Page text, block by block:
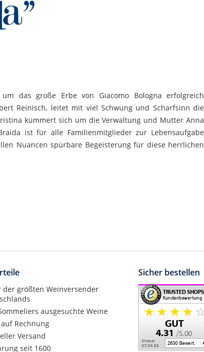
das große Erbe von Giacomo Bologna erfolgreich
Reinisch, leitet mit viel Schwung und Scharfsinn die
kümmert sich um die Verwaltung und Mutter Anna
ist für alle Familienmitglieder zur Lebensaufgabe
Nuancen spürbare Begeisterung für diese herrlichen
der größten Weinversender
ausgesuchte Weine
Rechnung
Versand
seit 1600
Sicher bestellen